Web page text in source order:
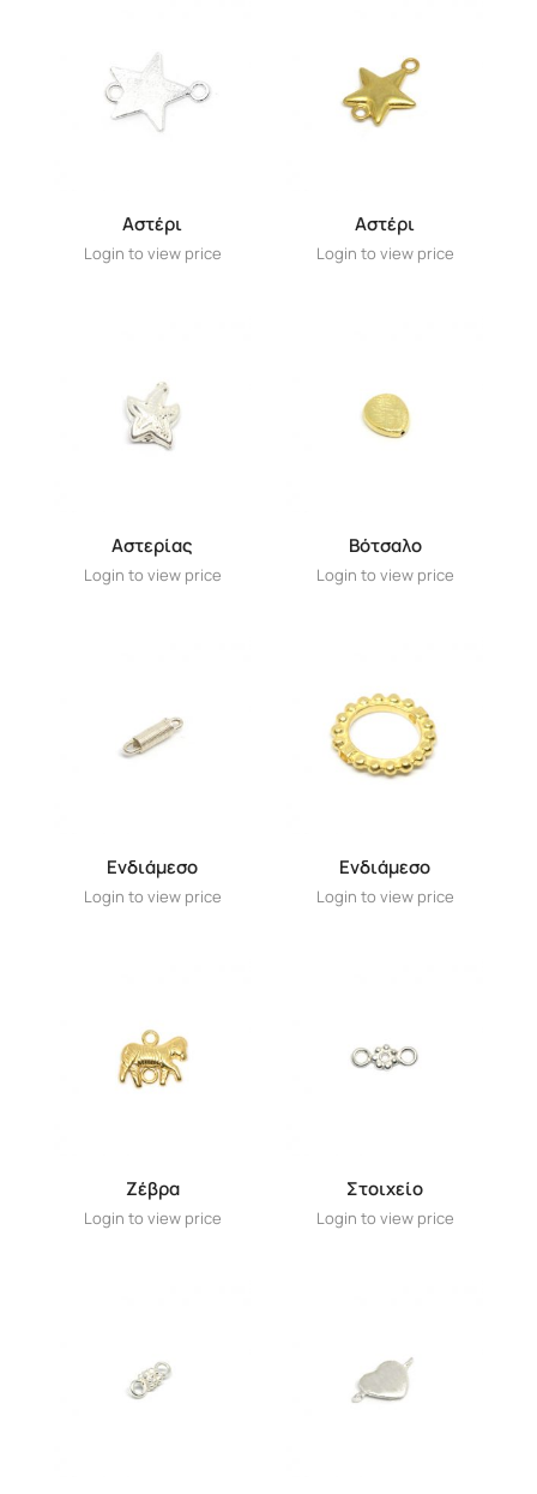
Αστέρι
Login to view price
Αστέρι
Login to view price
Αστερίας
Login to view price
Βότσαλο
Login to view price
Ενδιάμεσο
Login to view price
Ενδιάμεσο
Login to view price
Ζέβρα
Login to view price
Στοιχείο
Login to view price